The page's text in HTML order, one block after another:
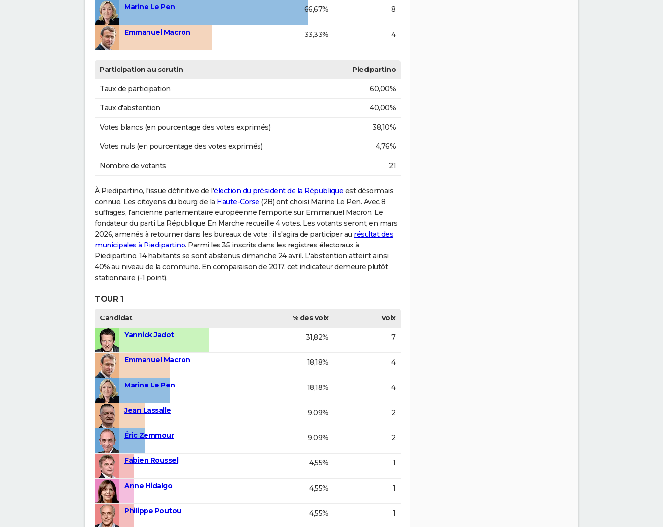
Marine Le Pen
66,67% 8
Emmanuel Macron 33,33% 4
Participation au scrutin Piedipartino
Taux de participation 60,00%
Taux d'abstention 40,00%
Votes blancs (en pourcentage des votes exprimés) 38,10%
Votes nuls (en pourcentage des votes exprimés) 4,76%
Nombre de votants 21
À Piedipartino, l'issue définitive de l'élection du président de la République est désormais
connue. Les citoyens du bourg de la Haute-Corse (2B) ont choisi Marine Le Pen. Avec 8
suffrages, l'ancienne parlementaire européenne l'emporte sur Emmanuel Macron. Le
fondateur du parti La République En Marche recueille 4 votes. Les votants seront, en mars
2026, amenés à retourner dans les bureaux de vote : il s'agira de participer au résultat des
municipales à Piedipartino. Parmi les 35 inscrits dans les registres électoraux à
Piedipartino, 14 habitants se sont abstenus dimanche 24 avril. L'abstention atteint ainsi
40% au niveau de la commune. En comparaison de 2017, cet indicateur demeure plutôt
stationnaire (-1 point).
TOUR 1
Candidat % des voix
Voix
Yannick Jadot
31,82% 7
Emmanuel Macron 18,18% 4
Marine Le Pen 18,18% 4
Jean Lassalle 9,09% 2
Éric Zemmour 9,09% 2
Fabien Roussel 4,55% 1
Anne Hidalgo 4,55% 1
Philippe Poutou 4,55% 1